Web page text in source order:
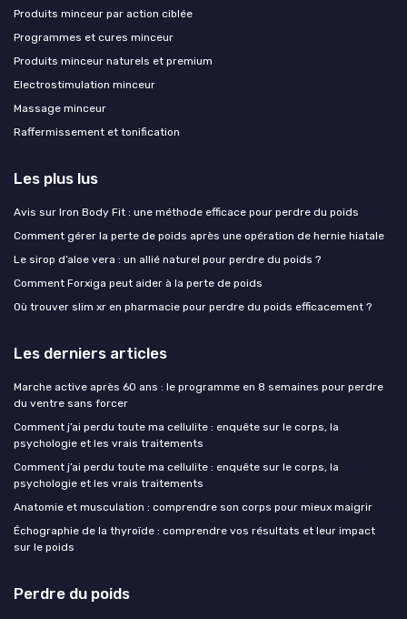
Produits minceur par action ciblée
Programmes et cures minceur
Produits minceur naturels et premium
Electrostimulation minceur
Massage minceur
Raffermissement et tonification
Les plus lus
Avis sur Iron Body Fit : une méthode efficace pour perdre du poids
Comment gérer la perte de poids après une opération de hernie hiatale
Le sirop d’aloe vera : un allié naturel pour perdre du poids ?
Comment Forxiga peut aider à la perte de poids
Où trouver slim xr en pharmacie pour perdre du poids efficacement ?
Les derniers articles
Marche active après 60 ans : le programme en 8 semaines pour perdre
du ventre sans forcer
Comment j’ai perdu toute ma cellulite : enquête sur le corps, la
psychologie et les vrais traitements
Comment j’ai perdu toute ma cellulite : enquête sur le corps, la
psychologie et les vrais traitements
Anatomie et musculation : comprendre son corps pour mieux maigrir
Échographie de la thyroïde : comprendre vos résultats et leur impact
sur le poids
Perdre du poids